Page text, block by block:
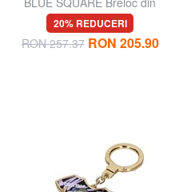
piele cu carabinier
20% REDUCERI
RON 257.37 RON 205.90